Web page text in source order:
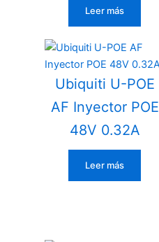
Leer más
Ubiquiti U-POE
AF Inyector POE
48V 0.32A
Leer más